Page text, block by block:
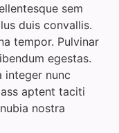
sem
duis convallis.
tempor. Pulvinar
egestas.
integer nunc
aptent taciti
nostra